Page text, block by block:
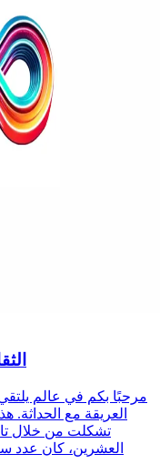
مرحبًا بكم في عالم
العريقة مع الحداثة.
تشكلت من خلال